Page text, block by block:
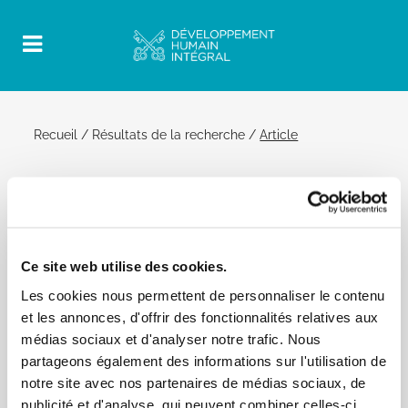
Ce site web utilise des cookies.
Les cookies nous permettent de personnaliser le contenu
et les annonces, d'offrir des fonctionnalités relatives aux
médias sociaux et d'analyser notre trafic. Nous
partageons également des informations sur l'utilisation de
notre site avec nos partenaires de médias sociaux, de
publicité et d'analyse, qui peuvent combiner celles-ci
Recueil / Résultats de la recherche /Article
PAPE FRANÇOIS AUDIENCE GÉNÉRALE
SALLE PAUL VI
patient, silencieux et concret. Au Panamá, les
jeunes ont porté avec Jésus et Marie le poids de la
condition de tant de frères et soeurs qui souffrent